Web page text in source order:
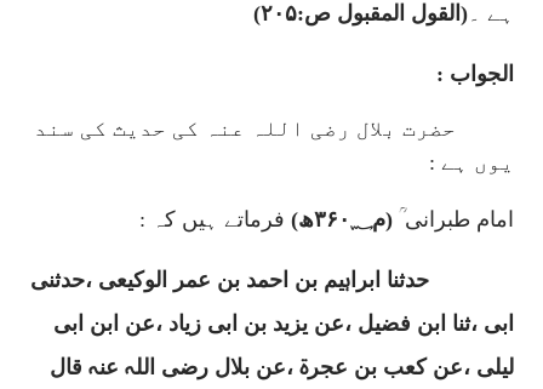
ہے ۔(القول المقبول ص:۲۰۵)
الجواب :
حضرت بلال رضی اللہ عنہ کی حدیث کی سند
یوں ہے :
امام طبرانی ؒ (م۳۶۰؁ھ) فرماتے ہیں کہ :
حدثنا ابراہیم بن احمد بن عمر الوکیعی ،حدثنی
ابی ،ثنا ابن فضیل ،عن یزید بن ابی زیاد ،عن ابن ابی
لیلی ،عن کعب بن عجرۃ ،عن بلال رضی اللہ عنہ قال